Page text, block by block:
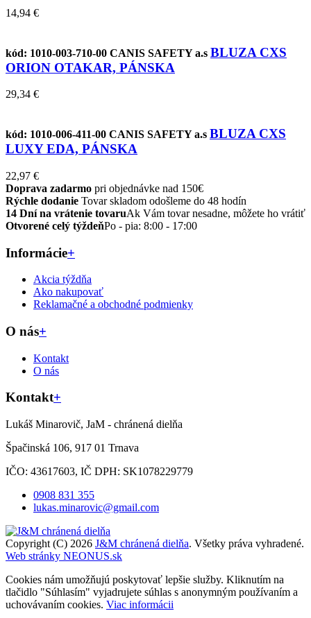
14,94 €
kód: 1010-003-710-00 CANIS SAFETY a.s BLUZA CXS
ORION OTAKAR, PÁNSKA
29,34 €
kód: 1010-006-411-00 CANIS SAFETY a.s BLUZA CXS
LUXY EDA, PÁNSKA
22,97 €
Doprava zadarmo pri objednávke nad 150€
Rýchle dodanie Tovar skladom odošleme do 48 hodín
14 Dní na vrátenie tovaruAk Vám tovar nesadne, môžete ho vrátiť
Otvorené celý týždeňPo - pia: 8:00 - 17:00
Informácie+
Akcia týždňa
Ako nakupovať
Reklamačné a obchodné podmienky
O nás+
Kontakt
O nás
Kontakt+
Lukáš Minarovič, JaM - chránená dielňa
Špačinská 106, 917 01 Trnava
IČO: 43617603, IČ DPH: SK1078229779
0908 831 355
lukas.minarovic@gmail.com
Copyright (C) 2026 J&M chránená dielňa. Všetky práva vyhradené.
Web stránky NEONUS.sk
Cookies nám umožňujú poskytovať lepšie služby. Kliknutím na
tlačidlo "Súhlasím" vyjadrujete súhlas s anonymným používaním a
uchovávaním cookies. Viac informácii